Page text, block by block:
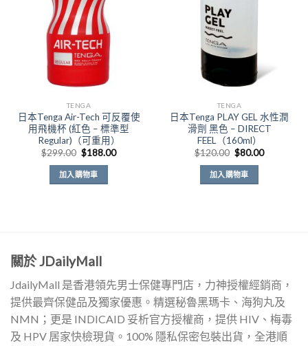
TENGA
日本Tenga Air-Tech 可反覆使
用飛機杯 (紅色 – 標準型
Regular)（可重用）
$299.00 原
始
價
格：
$299.00。
$188.00目
加入購物車
TENGA
日本Tenga PLAY GEL 水性潤
滑劑 黑色 – DIRECT
FEEL（160ml）
$120.00 原
始
價
格：
$120.00。
$80.00目
加入購物車
關於 JDailyMall
JdailyMall 是香港領先男士保健專門店，力神授權經銷商，
提供最齊保健品及獨家優惠。精選秘魯黑瑪卡、海狗丸及
NMN；更是 INDICAID 妥析官方授權商，提供 HIV、梅毒
及 HPV 居家快檢現貨。100% 隱私保密包裝出貨，全港順